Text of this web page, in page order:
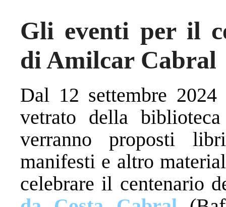
Gli eventi per il
di Amilcar Cabral
Dal 12 settembre
vetrato della
verranno proposti
manifesti e altro
celebrare il centenario